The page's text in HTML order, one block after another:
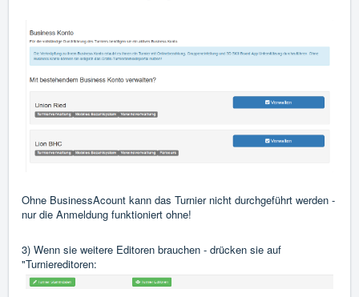
Ohne BusinessAcount kann das Turnier nicht durchgeführt werden -
nur die Anmeldung funktioniert ohne!
3) Wenn sie weitere Editoren brauchen - drücken sie auf
"Turniereditoren: